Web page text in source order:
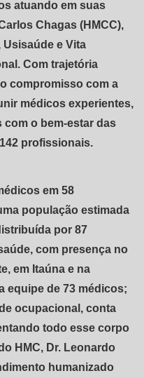
atuando em suas
Chagas (HMCC),
Usisaúde e Vita
Com trajetória
compromisso com a
médicos experientes,
o bem-estar das
profissionais.
em 58
população estimada
por 87
com presença no
em Itaúna e na
equipe de 73 médicos;
ocupacional, conta
todo esse corpo
HMC, Dr. Leonardo
humanizado